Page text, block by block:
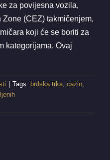
za povijesna vozila,
(CEZ) takmičenjem,
koji će se boriti za
kategorijama. Ovaj
| Tags: brdska trka cazin